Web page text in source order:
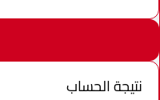
نتيجة الحساب